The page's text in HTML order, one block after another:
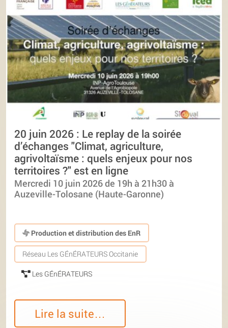
20 juin 2026 : Le replay de la soirée
d’échanges "Climat, agriculture,
agrivoltaïsme : quels enjeux pour nos
territoires ?" est en ligne
Mercredi 10 juin 2026 de 19h à 21h30 à
Auzeville-Tolosane (Haute-Garonne)
Production et distribution des EnR
Réseau Les GÉnÉRATEURS Occitanie
Les GÉnÉRATEURS
Lire la suite…